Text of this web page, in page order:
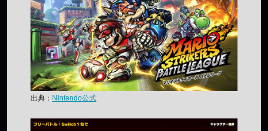
出典： Nintendo公式